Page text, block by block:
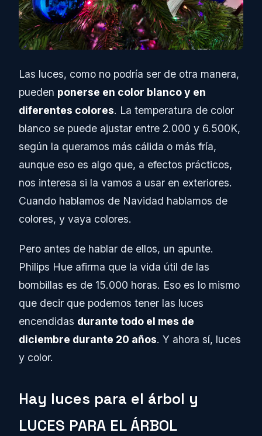
Las luces, como no podría ser de otra manera,
pueden ponerse en color blanco y en
diferentes colores. La temperatura de color
blanco se puede ajustar entre 2.000 y 6.500K,
según la queramos más cálida o más fría,
aunque eso es algo que, a efectos prácticos,
nos interesa si la vamos a usar en exteriores.
Cuando hablamos de Navidad hablamos de
colores, y vaya colores.
Pero antes de hablar de ellos, un apunte.
Philips Hue afirma que la vida útil de las
bombillas es de 15.000 horas. Eso es lo mismo
que decir que podemos tener las luces
encendidas durante todo el mes de
diciembre durante 20 años. Y ahora sí, luces
y color.
Hay luces para el árbol y
LUCES PARA EL ÁRBOL